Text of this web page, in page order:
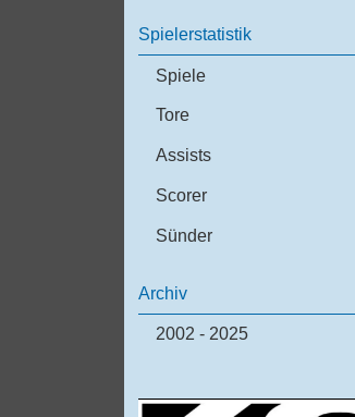
Spielerstatistik
Spiele
Tore
Assists
Scorer
Sünder
Archiv
2002 - 2025